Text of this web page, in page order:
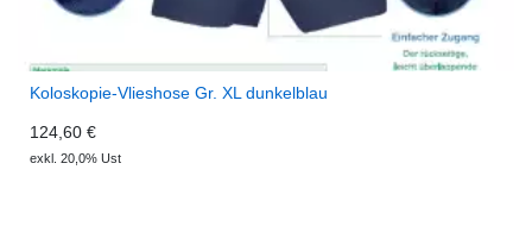
Koloskopie-Vlieshose Gr. XL dunkelblau
124,60 €
exkl. 20,0% Ust